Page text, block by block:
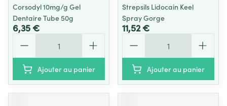
Corsodyl 10mg/g Gel
Dentaire Tube 50g
6,35 €
Ajouter au panier
Strepsils Lidocain Keel
Spray Gorge
11,52 €
Ajouter au panier